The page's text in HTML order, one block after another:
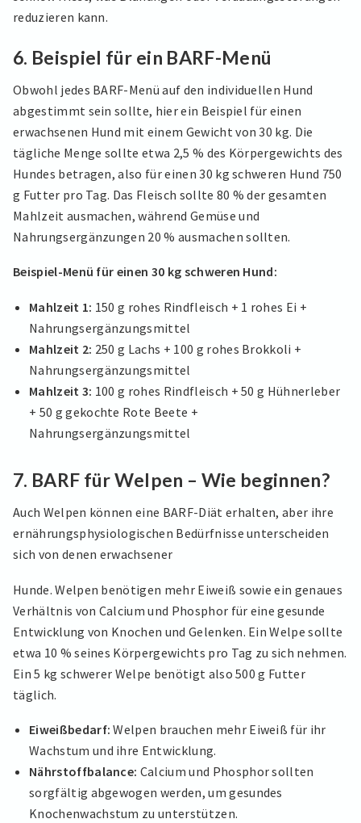
reduzieren kann.
6. Beispiel für ein BARF-Menü
Obwohl jedes BARF-Menü auf den individuellen Hund
abgestimmt sein sollte, hier ein Beispiel für einen
erwachsenen Hund mit einem Gewicht von 30 kg. Die
tägliche Menge sollte etwa 2,5 % des Körpergewichts des
Hundes betragen, also für einen 30 kg schweren Hund 750
g Futter pro Tag. Das Fleisch sollte 80 % der gesamten
Mahlzeit ausmachen, während Gemüse und
Nahrungsergänzungen 20 % ausmachen sollten.
Beispiel-Menü für einen 30 kg schweren Hund:
Mahlzeit 1: 150 g rohes Rindfleisch + 1 rohes Ei +
Nahrungsergänzungsmittel
Mahlzeit 2: 250 g Lachs + 100 g rohes Brokkoli +
Nahrungsergänzungsmittel
Mahlzeit 3: 100 g rohes Rindfleisch + 50 g Hühnerleber
+ 50 g gekochte Rote Beete +
Nahrungsergänzungsmittel
7. BARF für Welpen – Wie beginnen?
Auch Welpen können eine BARF-Diät erhalten, aber ihre
ernährungsphysiologischen Bedürfnisse unterscheiden
sich von denen erwachsener
Hunde. Welpen benötigen mehr Eiweiß sowie ein genaues
Verhältnis von Calcium und Phosphor für eine gesunde
Entwicklung von Knochen und Gelenken. Ein Welpe sollte
etwa 10 % seines Körpergewichts pro Tag zu sich nehmen.
Ein 5 kg schwerer Welpe benötigt also 500 g Futter
täglich.
Eiweißbedarf: Welpen brauchen mehr Eiweiß für ihr
Wachstum und ihre Entwicklung.
Nährstoffbalance: Calcium und Phosphor sollten
sorgfältig abgewogen werden, um gesundes
Knochenwachstum zu unterstützen.